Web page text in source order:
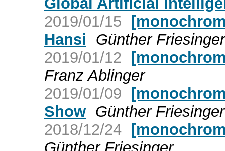
Global Artificial
2019/01/15
Hansi
Günther Friesinger
2019/01/12
Franz Ablinger
2019/01/09
Show Günther Friesinger
2018/12/24